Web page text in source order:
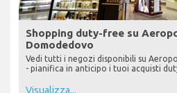
Shopping duty-free su
Domodedovo
- pianifica in anticipo i tuoi acquisti